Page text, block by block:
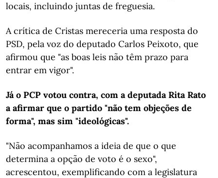
locais, incluindo juntas de freguesia.
A crítica de Cristas mereceria uma resposta do
PSD, pela voz do deputado Carlos Peixoto, que
afirmou que "as boas leis não têm prazo para
entrar em vigor".
Já o PCP votou contra, com a deputada Rita Rato
a afirmar que o partido "não tem objeções de
forma", mas sim "ideológicas".
"Não acompanhamos a ideia de que o que
determina a opção de voto é o sexo",
acrescentou, exemplificando com a legislatura